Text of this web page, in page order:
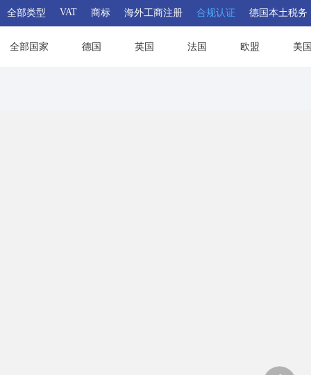
全部类型 VAT 商标 海外工商注册 合规认证 德国本土税务
全部国家 德国 英国 法国 欧盟 美